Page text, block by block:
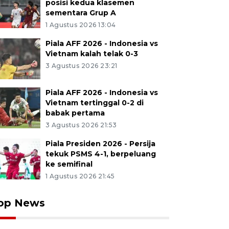
posisi kedua klasemen
sementara Grup A
1 Agustus 2026 13:04
Piala AFF 2026 - Indonesia vs
Vietnam kalah telak 0-3
3 Agustus 2026 23:21
Piala AFF 2026 - Indonesia vs
Vietnam tertinggal 0-2 di
babak pertama
3 Agustus 2026 21:53
Piala Presiden 2026 - Persija
tekuk PSMS 4-1, berpeluang
ke semifinal
1 Agustus 2026 21:45
News